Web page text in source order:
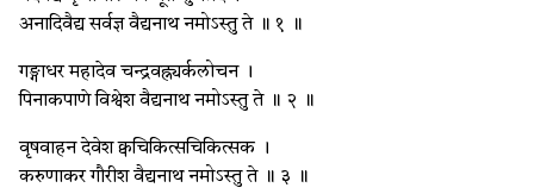
अनादिवैद्य सर्वज्ञ वैद्यनाथ नमोऽस्तु ते ॥ १ ॥
गङ्गाधर महादेव चन्द्रवह्न्यर्कलोचन ।
पिनाकपाणे विश्वेश वैद्यनाथ नमोऽस्तु ते ॥ २ ॥
वृषवाहन देवेश क्वचिकित्सचिकित्सक ।
करुणाकर गौरीश वैद्यनाथ नमोऽस्तु ते ॥ ३ ॥